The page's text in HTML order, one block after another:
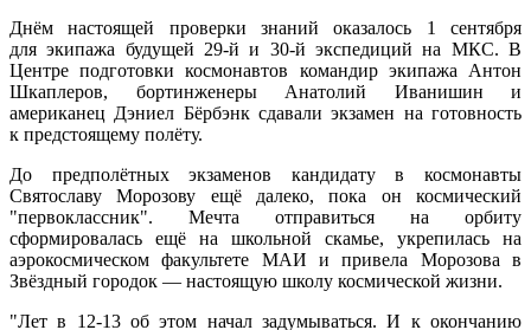
Днём настоящей проверки знаний оказалось 1 сентября
для экипажа будущей 29-й и 30-й экспедиций на МКС. В
Центре подготовки космонавтов командир экипажа Антон
Шкаплеров, бортинженеры Анатолий Иванишин и
американец Дэниел Бёрбэнк сдавали экзамен на готовность
к предстоящему полёту.
До предполётных экзаменов кандидату в космонавты
Святославу Морозову ещё далеко, пока он космический
"первоклассник". Мечта отправиться на орбиту
сформировалась ещё на школьной скамье, укрепилась на
аэрокосмическом факультете МАИ и привела Морозова в
Звёздный городок — настоящую школу космической жизни.
"Лет в 12-13 об этом начал задумываться. И к окончанию